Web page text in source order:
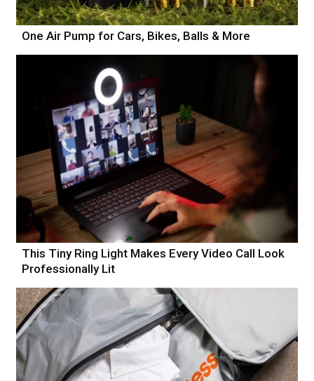
One Air Pump for Cars, Bikes, Balls & More
This Tiny Ring Light Makes Every Video Call Look
Professionally Lit